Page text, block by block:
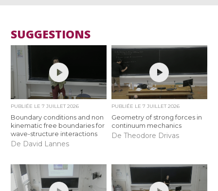
SUGGESTIONS
PUBLIÉE LE7 JUILLET 2026
Boundary conditions and non
kinematic free boundaries for
wave-structure interactions
De David Lannes
PUBLIÉE LE 7 JUILLET 2026
Geometry of strong forces in
continuum mechanics
De Theodore Drivas